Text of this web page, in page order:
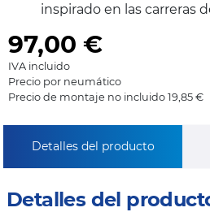
inspirado en las carreras
97,00 €
IVA incluido
Precio por neumático
Precio de montaje no incluido 19,85 €
Detalles del producto
Detalles del